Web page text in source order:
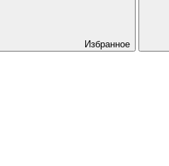
Избранное